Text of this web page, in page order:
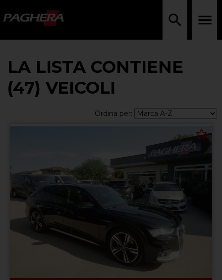
LA LISTA CONTIENE
(47) VEICOLI
Ordina per: